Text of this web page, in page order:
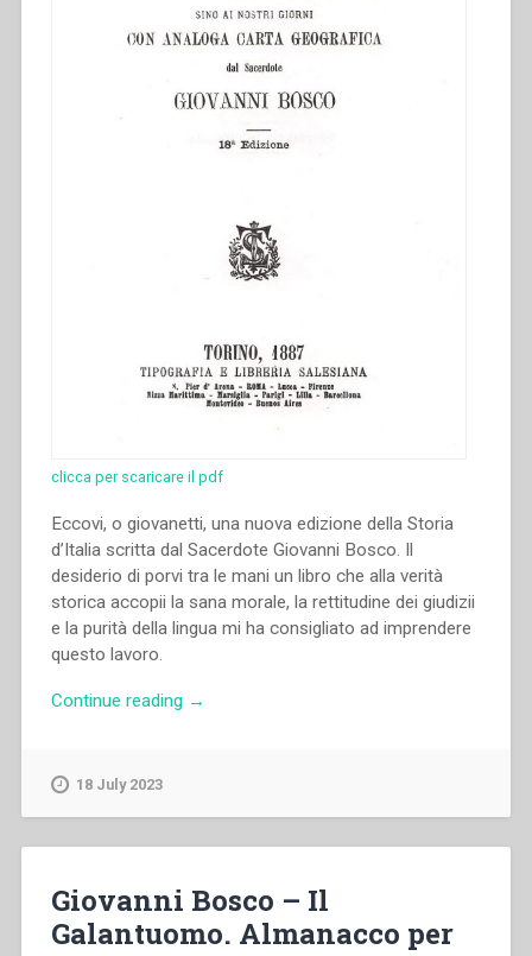
clicca per scaricare il pdf
Eccovi, o giovanetti, una nuova edizione della Storia
d’Italia scritta dal Sacerdote Giovanni Bosco. Il
desiderio di porvi tra le mani un libro che alla verità
storica accopii la sana morale, la rettitudine dei giudizii
e la purità della lingua mi ha consigliato ad imprendere
questo lavoro.
Continue reading “Giovanni
gioventù
dai
→
18 July 2023
Giovanni Bosco – Il
Galantuomo. Almanacco per